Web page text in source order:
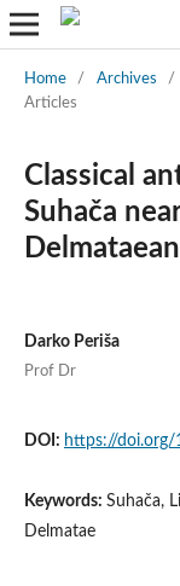
Home / Archives /
Articles
Classical
Suhača
Darko Periša
Prof Dr
DOI: https://doi.org/
Keywords: Suhača,
Delmatae